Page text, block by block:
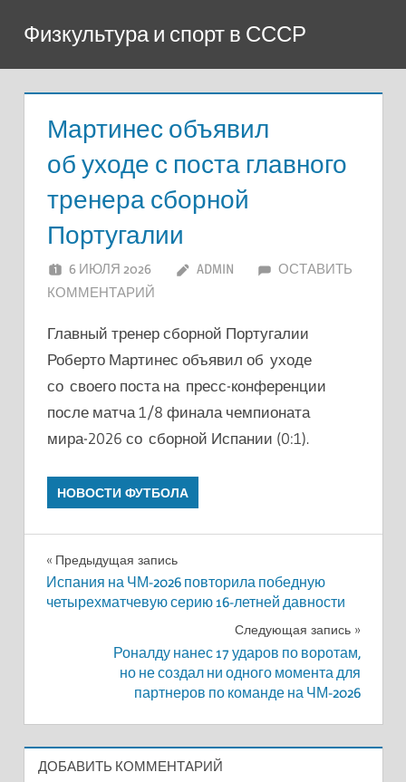
содержимому
Физкультура и спорт в СССР
Мартинес объявил
об уходе с поста главного
тренера сборной
Португалии
6 ИЮЛЯ 2026 ADMIN
ОСТАВИТЬ
КОММЕНТАРИЙ
Главный тренер сборной Португалии
Роберто Мартинес объявил об уходе
со своего поста на пресс-конференции
после матча 1/8 финала чемпионата
мира-2026 со сборной Испании (0:1).
НОВОСТИ ФУТБОЛА
Навигация
по
Предыдущая запись
Испания на ЧМ-2026 повторила победную
четырехматчевую серию 16-летней давности
Следующая запись
Роналду нанес 17 ударов по воротам,
но не создал ни одного момента для
партнеров по команде на ЧМ-2026
ДОБАВИТЬ КОММЕНТАРИЙ